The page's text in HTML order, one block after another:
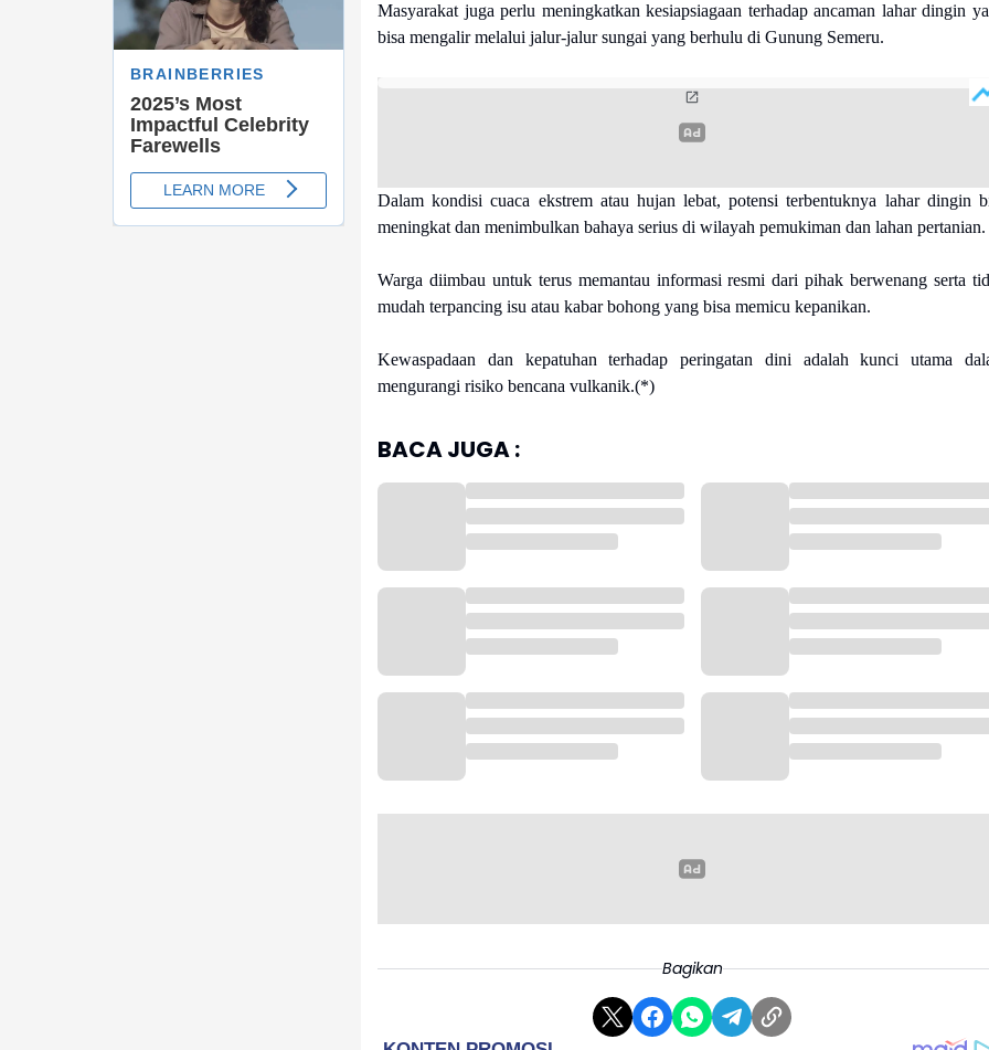
Masyarakat juga perlu meningkatkan kesiapsiagaan terhadap ancaman lahar dingin
bisa mengalir melalui jalur-jalur sungai yang berhulu di Gunung Semeru.
Dalam kondisi cuaca ekstrem atau hujan lebat, potensi terbentuknya lahar dingin
meningkat dan menimbulkan bahaya serius di wilayah pemukiman dan lahan pertanian.
Warga diimbau untuk terus memantau informasi resmi dari pihak berwenang serta
mudah terpancing isu atau kabar bohong yang bisa memicu kepanikan.
Kewaspadaan dan kepatuhan terhadap peringatan dini adalah kunci utama
mengurangi risiko bencana vulkanik.(*)
BACA JUGA :
Bagikan